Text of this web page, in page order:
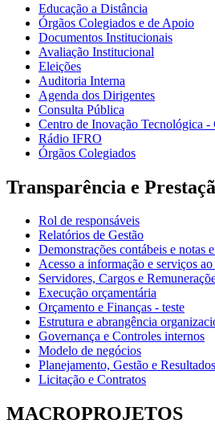
Educação a Distância
Órgãos Colegiados e de Apoio
Documentos Institucionais
Avaliação Institucional
Eleições
Auditoria Interna
Agenda dos Dirigentes
Consulta Pública
Centro de Inovação Tecnológica -
Rádio IFRO
Órgãos Colegiados
Transparência e
Rol de responsáveis
Relatórios de Gestão
Demonstrações contábeis e notas
Acesso a informação e serviços
Servidores, Cargos e
Execução orçamentária
Orçamento e Finanças - teste
Estrutura e abrangência
Governança e Controles internos
Modelo de negócios
Planejamento, Gestão e Resultados
Licitação e Contratos
MACROPROJETOS